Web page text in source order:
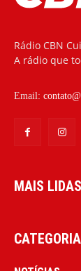
Rádio CBN
A rádio que
Email:
MAIS LIDAS